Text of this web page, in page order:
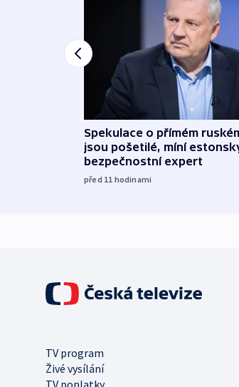
Spekulace o přímém
jsou pošetilé, míní
bezpečnostní expert
před 11 hodinami
TV program
Živé vysílání
TV poplatky